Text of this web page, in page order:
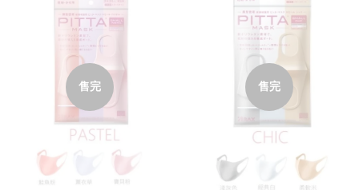
售完 售完